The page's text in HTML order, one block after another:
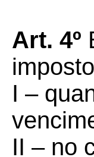
Art. 4º
I –
II – no